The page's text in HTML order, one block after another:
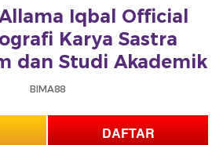
Iqbal Official
Karya Sastra
dan Studi Akademik
BIMA88
DAFTAR